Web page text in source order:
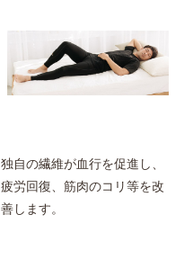
独自の繊維が血行を促進し、
疲労回復、筋肉のコリ等を改
善します。